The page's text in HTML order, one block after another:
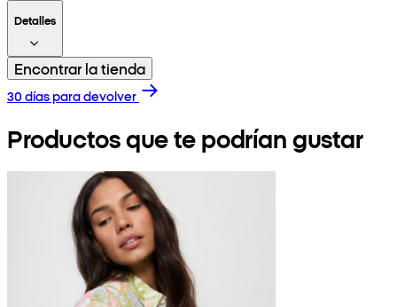
Detalles
Encontrar la tienda
30 días para devolver
Productos que te podrían gustar